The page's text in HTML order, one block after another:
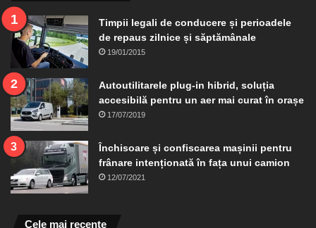
Timpii legali de conducere și perioadele
de repaus zilnice și săptămânale
19/01/2015
Autoutilitarele plug-in hibrid, soluția
accesibilă pentru un aer mai curat în orașe
17/07/2019
Închisoare și confiscarea mașinii pentru
frânare intenționată în fața unui camion
12/07/2021
Cele mai recente